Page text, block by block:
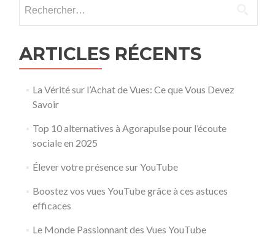
ARTICLES RÉCENTS
La Vérité sur l’Achat de Vues: Ce que Vous Devez
Savoir
Top 10 alternatives à Agorapulse pour l’écoute
sociale en 2025
Élever votre présence sur YouTube
Boostez vos vues YouTube grâce à ces astuces
efficaces
Le Monde Passionnant des Vues YouTube